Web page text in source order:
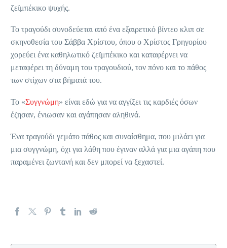
ζεϊμπέκικο ψυχής.
Το τραγούδι συνοδεύεται από ένα εξαιρετικό βίντεο κλιπ σε
σκηνοθεσία του Σάββα Χρίστου, όπου ο Χρίστος Γρηγορίου
χορεύει ένα καθηλωτικό ζεϊμπέκικο και καταφέρνει να
μεταφέρει τη δύναμη του τραγουδιού, τον πόνο και το πάθος
των στίχων στα βήματά του.
Το «Συγγνώμη» είναι εδώ για να αγγίξει τις καρδιές όσων
έζησαν, ένιωσαν και αγάπησαν αληθινά.
Ένα τραγούδι γεμάτο πάθος και συναίσθημα, που μιλάει για
μια συγγνώμη, όχι για λάθη που έγιναν αλλά για μια αγάπη που
παραμένει ζωντανή και δεν μπορεί να ξεχαστεί.